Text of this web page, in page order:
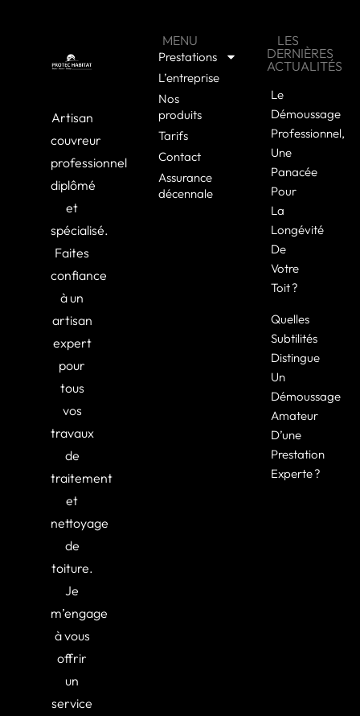
Artisan
couvreur
professionnel
diplômé
et
spécialisé.
Faites
confiance
à un
artisan
expert
pour
tous
vos
travaux
de
traitement
et
nettoyage
de
toiture.
Je
m’engage
à vous
offrir
un
service
MENU
Prestations
L’entreprise
Nos
produits
Tarifs
Contact
Assurance
décennale
LES
DERNIÈRES
ACTUALITÉS
Le
Démoussage
Professionnel,
Une
Panacée
Pour
La
Longévité
De
Votre
Toit ?
Quelles
Subtilités
Distingue
Un
Démoussage
Amateur
D’une
Prestation
Experte ?